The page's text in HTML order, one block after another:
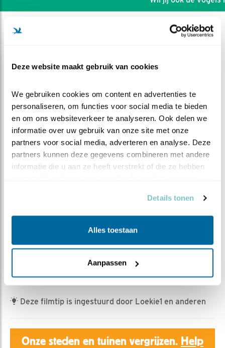
Deze website maakt gebruik van cookies
We gebruiken cookies om content en advertenties te
personaliseren, om functies voor social media te bieden
en om ons websiteverkeer te analyseren. Ook delen we
informatie over uw gebruik van onze site met onze
partners voor social media, adverteren en analyse. Deze
partners kunnen deze gegevens combineren met andere
informatie die u aan ze heeft verstrekt of die ze hebben
Details tonen
Alles toestaan
Aanpassen
DEEL DIT FILMPJE
Ed Hoogkamer | Geplaatst op 20 april 2022, 10:04 |
Deze filmtip is ingestuurd door Loekie1 en anderen
Onze steden en tuinen vergrijzen. Help